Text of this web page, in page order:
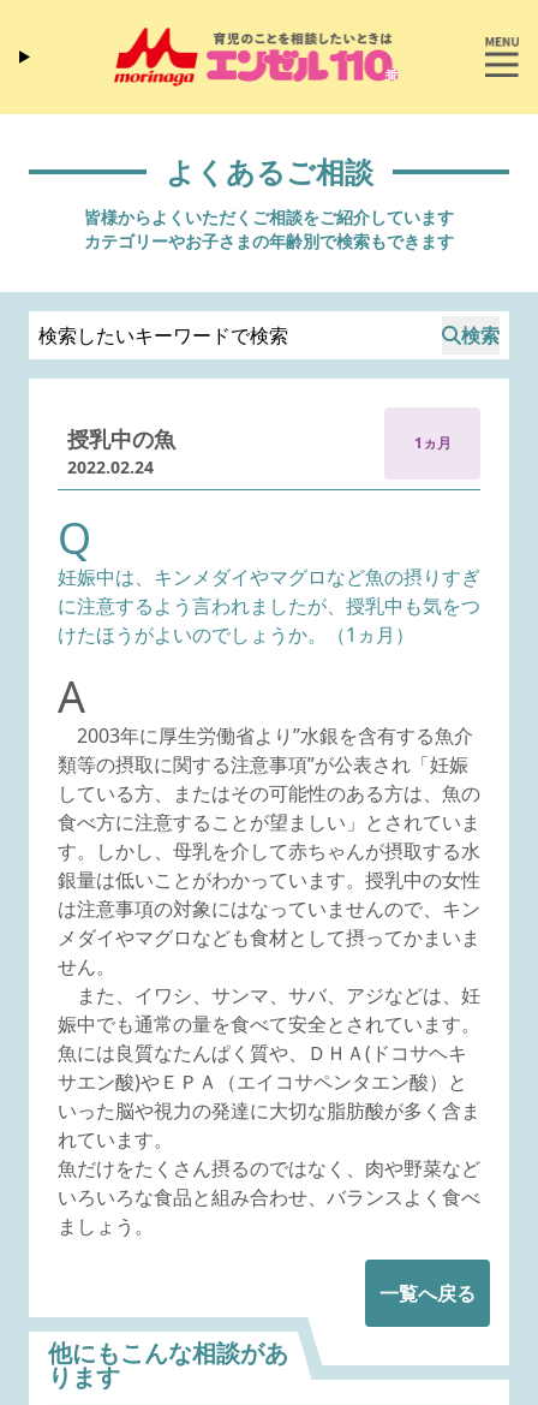
よくあるご相談
皆様からよくいただくご相談をご紹介しています
カテゴリーやお子さまの年齢別で検索もできます
検索
授乳中の魚
2022.02.24
1ヵ月
Q
妊娠中は、キンメダイやマグロなど魚の摂りすぎ
に注意するよう言われましたが、授乳中も気をつ
けたほうがよいのでしょうか。（1ヵ月）
A
2003年に厚生労働省より”水銀を含有する魚介
類等の摂取に関する注意事項”が公表され「妊娠
している方、またはその可能性のある方は、魚の
食べ方に注意することが望ましい」とされていま
す。しかし、母乳を介して赤ちゃんが摂取する水
銀量は低いことがわかっています。授乳中の女性
は注意事項の対象にはなっていませんので、キン
メダイやマグロなども食材として摂ってかまいま
せん。
また、イワシ、サンマ、サバ、アジなどは、妊
娠中でも通常の量を食べて安全とされています。
魚には良質なたんぱく質や、ＤＨＡ(ドコサヘキ
サエン酸)やＥＰＡ（エイコサペンタエン酸）と
いった脳や視力の発達に大切な脂肪酸が多く含ま
れています。
魚だけをたくさん摂るのではなく、肉や野菜など
いろいろな食品と組み合わせ、バランスよく食べ
ましょう。
一覧へ戻る
他にもこんな相談があ
ります